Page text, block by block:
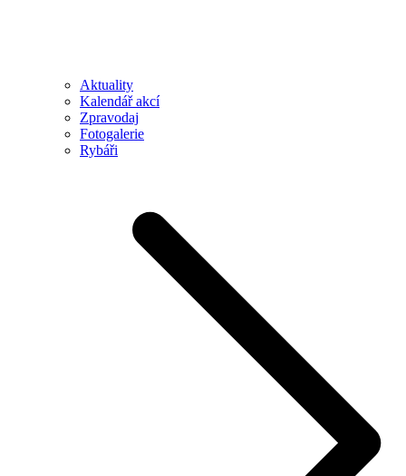
Aktuality
Kalendář akcí
Zpravodaj
Fotogalerie
Rybáři